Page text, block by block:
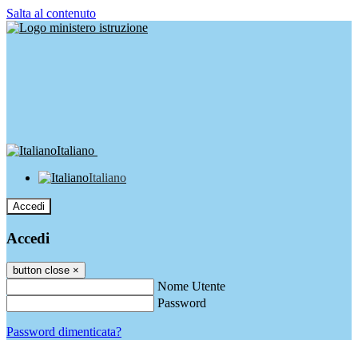
Salta al contenuto
Italiano
Italiano
Accedi
Accedi
button close ×
Nome Utente
Password
Password dimenticata?